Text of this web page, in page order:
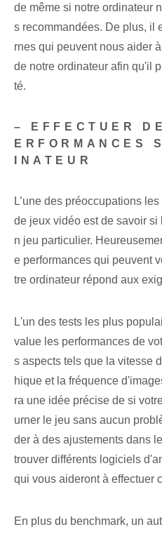
de même si notre ordinateur
s recommandées. De plus, il
rnes qui peuvent nous aider
de notre ordinateur afin qu'il
té.
– EFFECTUER
ERFORMANCES
INATEUR
L’une des préoccupations
de jeux vidéo est de savoir si
n jeu particulier.
e performances qui peuvent
tre ordinateur répond aux
L'un des tests les plus
value les performances de
s aspects tels que la vitesse
hique et la fréquence
ra une idée précise de si
urner le jeu sans aucun
der à des ajustements dans
trouver différents logiciels
qui vous aideront à effectuer
En plus du benchmark, un